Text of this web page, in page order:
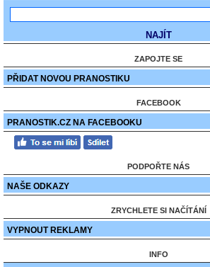
ZAPOJTE SE
PŘIDAT NOVOU PRANOSTIKU
FACEBOOK
PRANOSTIK.CZ NA FACEBOOKU
PODPOŘTE NÁS
NAŠE ODKAZY
ZRYCHLETE SI NAČÍTÁNÍ
VYPNOUT REKLAMY
INFO